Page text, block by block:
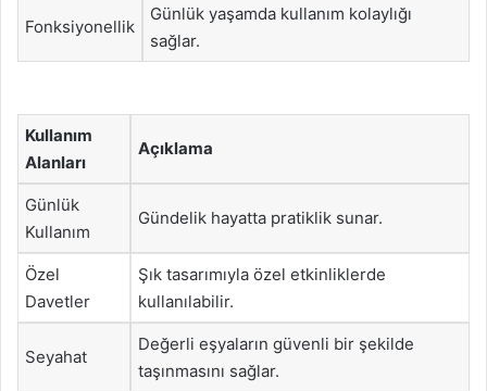
Fonksiyonellik
Günlük yaşamda kullanım kolaylığı
sağlar.
Kullanım
Alanları
Açıklama
Günlük
Kullanım
Gündelik hayatta pratiklik sunar.
Özel
Davetler
Şık tasarımıyla özel etkinliklerde
kullanılabilir.
Seyahat
Değerli eşyaların güvenli bir şekilde
taşınmasını sağlar.